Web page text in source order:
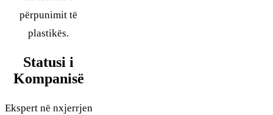
përpunimit të
plastikës.
Statusi i
Kompanisë
Ekspert në nxjerrjen